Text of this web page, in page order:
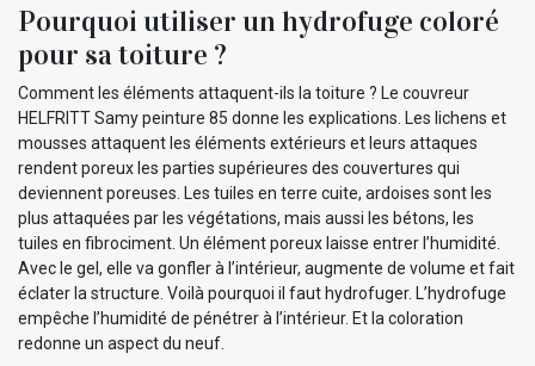
Pourquoi utiliser un hydrofuge coloré
pour sa toiture ?
Comment les éléments attaquent-ils la toiture ? Le couvreur
HELFRITT Samy peinture 85 donne les explications. Les lichens et
mousses attaquent les éléments extérieurs et leurs attaques
rendent poreux les parties supérieures des couvertures qui
deviennent poreuses. Les tuiles en terre cuite, ardoises sont les
plus attaquées par les végétations, mais aussi les bétons, les
tuiles en fibrociment. Un élément poreux laisse entrer l’humidité.
Avec le gel, elle va gonfler à l’intérieur, augmente de volume et fait
éclater la structure. Voilà pourquoi il faut hydrofuger. L’hydrofuge
empêche l’humidité de pénétrer à l’intérieur. Et la coloration
redonne un aspect du neuf.